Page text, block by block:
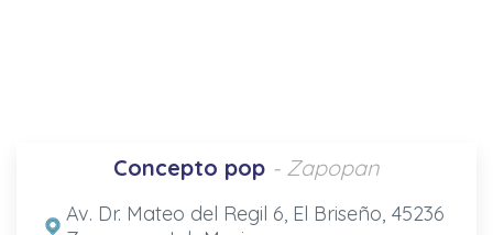
Concepto pop - Zapopan
Av. Dr. Mateo del Regil 6, El Briseño, 45236